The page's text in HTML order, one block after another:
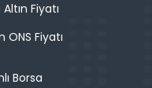
Fiyatı
ONS Fiyatı
Borsa